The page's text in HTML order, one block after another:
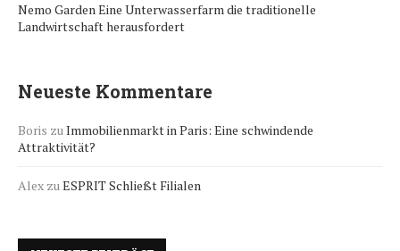
Nemo Garden Eine Unterwasserfarm die traditionelle
Landwirtschaft herausfordert
Neueste Kommentare
Boris zuImmobilienmarkt in Paris: Eine schwindende
Attraktivität?
Alex zuESPRIT Schließt Filialen